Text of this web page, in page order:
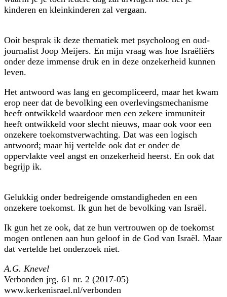
kinderen en kleinkinderen zal vergaan.
Ooit besprak ik deze thematiek met psycholoog en oud-
journalist Joop Meijers. En mijn vraag was hoe Israëliërs
onder deze immense druk en in deze onzekerheid kunnen
leven.
Het antwoord was lang en gecompliceerd, maar het kwam
erop neer dat de bevolking een overlevingsmechanisme
heeft ontwikkeld waardoor men een zekere immuniteit
heeft ontwikkeld voor slecht nieuws, maar ook voor een
onzekere toekomstverwachting. Dat was een logisch
antwoord; maar hij vertelde ook dat er onder de
oppervlakte veel angst en onzekerheid heerst. En ook dat
begrijp ik.
Gelukkig onder bedreigende omstandigheden en een
onzekere toekomst. Ik gun het de bevolking van Israël.
Ik gun het ze ook, dat ze hun vertrouwen op de toekomst
mogen ontlenen aan hun geloof in de God van Israël. Maar
dat vertelde het onderzoek niet.
A.G. Knevel
Verbonden jrg. 61 nr. 2 (2017-05)
www.kerkenisrael.nl/verbonden